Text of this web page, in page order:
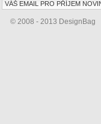
© 2008 - 2013 DesignBag